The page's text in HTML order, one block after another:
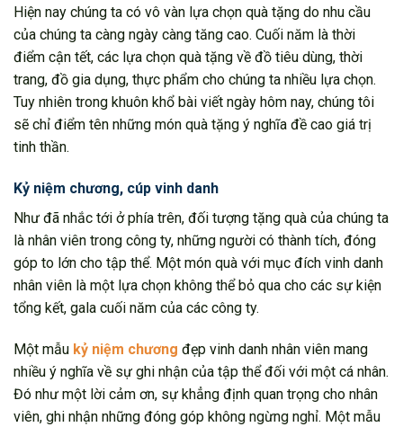
Hiện nay chúng ta có vô vàn lựa chọn quà tặng do nhu cầu
của chúng ta càng ngày càng tăng cao. Cuối năm là thời
điểm cận tết, các lựa chọn quà tặng về đồ tiêu dùng, thời
trang, đồ gia dụng, thực phẩm cho chúng ta nhiều lựa chọn.
Tuy nhiên trong khuôn khổ bài viết ngày hôm nay, chúng tôi
sẽ chỉ điểm tên những món quà tặng ý nghĩa đề cao giá trị
tinh thần.
Kỷ niệm chương, cúp vinh danh
Như đã nhắc tới ở phía trên, đối tượng tặng quà của chúng ta
là nhân viên trong công ty, những người có thành tích, đóng
góp to lớn cho tập thể. Một món quà với mục đích vinh danh
nhân viên là một lựa chọn không thể bỏ qua cho các sự kiện
tổng kết, gala cuối năm của các công ty.
Một mẫu kỷ niệm chương đẹp vinh danh nhân viên mang
nhiều ý nghĩa về sự ghi nhận của tập thể đối với một cá nhân.
Đó như một lời cảm ơn, sự khẳng định quan trọng cho nhân
viên, ghi nhận những đóng góp không ngừng nghỉ. Một mẫu